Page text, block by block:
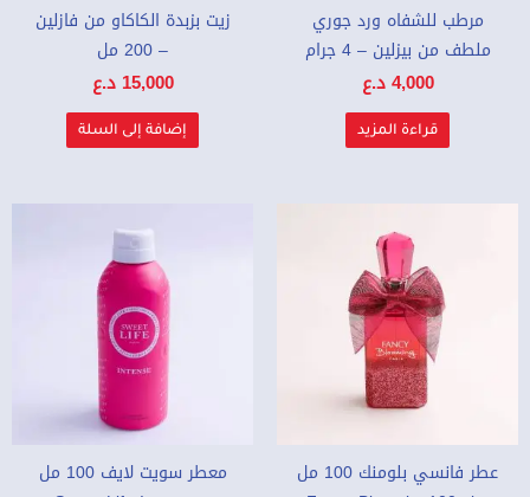
مرطب للشفاه ورد جوري
ملطف من بيزلين – 4 جرام
4,000د.ع
قراءة المزيد
زيت بزبدة الكاكاو من فازلين
– 200 مل
15,000 د.ع
إضافة إلى السلة
عطر فانسي بلومنك 100 مل
معطر سويت لايف 100 مل